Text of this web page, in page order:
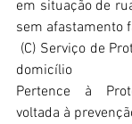
em situação de
sem afastamento
(C) Serviço de
domicílio
Pertence à
voltada à